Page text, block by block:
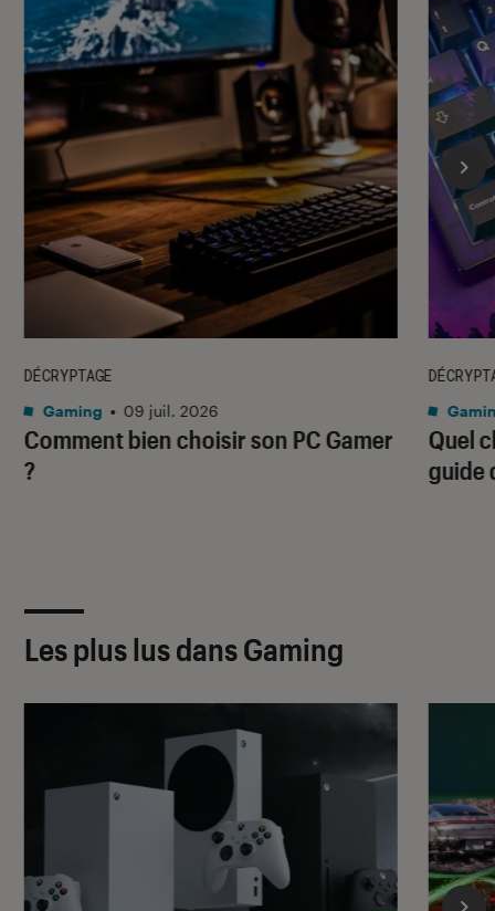
Comment bien choisir son PC Gamer
?
DÉCRYPTAGE
Gaming • 09 juil. 2026
Quel
guide
Les plus lus dans Gaming